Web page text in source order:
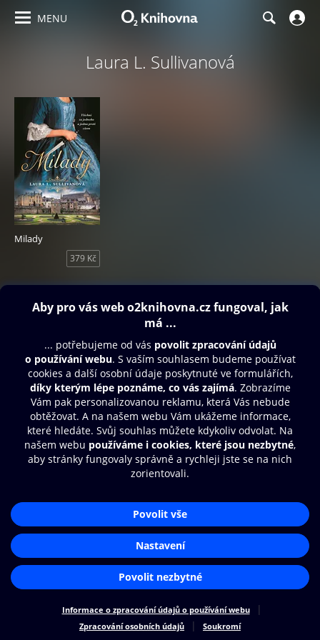
MENU
Laura L. Sullivanová
Milady
379 Kč
Obsah ke stažení
Další zábava
© O2 Czech Republic a.s.
Nákupní řád
Přístupnost
Cookies
Nastavení cookies
Aplikace O2 Knihovna
Čti a poslouchej své e-knihy a
audioknihy rychleji a pohodlněji.